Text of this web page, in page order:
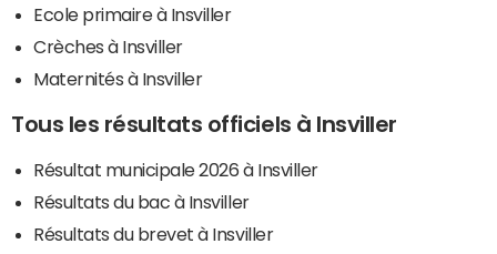
Ecole primaire à Insviller
Crèches à Insviller
Maternités à Insviller
Tous les résultats officiels à Insviller
Résultat municipale 2026 à Insviller
Résultats du bac à Insviller
Résultats du brevet à Insviller